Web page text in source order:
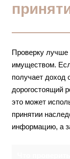
Проверку лучше
имуществом.
получает доход
дорогостоящий
это может
принятии
информацию, а